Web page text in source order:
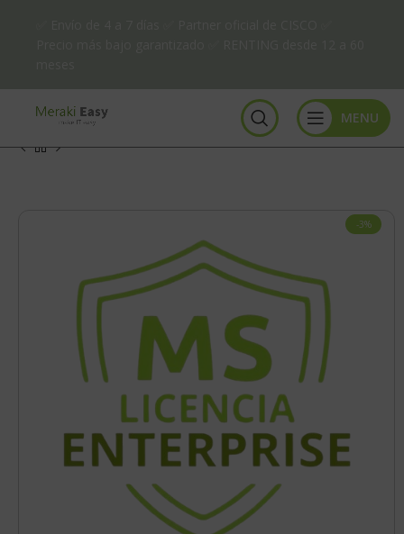
MENU
-3%